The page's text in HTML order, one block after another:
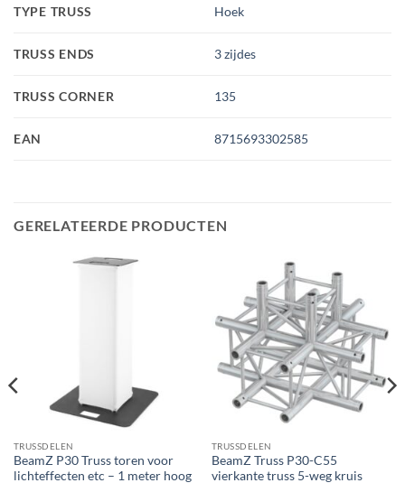
TYPE TRUSS Hoek
TRUSS ENDS 3 zijdes
TRUSS CORNER 135
EAN 8715693302585
GERELATEERDE PRODUCTEN
TRUSSDELEN
BeamZ P30 Truss toren voor
lichteffecten etc – 1 meter hoog
TRUSSDELEN
BeamZ Truss P30-C55
vierkante truss 5-weg kruis